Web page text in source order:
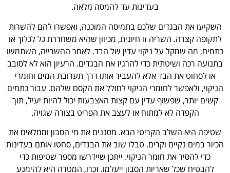
בעדינות עד להמסה מלאה.
השקיעו את הבגדים שלכם בתמיסה המוכנה, ואפשרו להם להשרות
לתקופה קצרה. השריה זו חיונית, מכיוון שהיא משחררת כל לכלוך או
כתמים, מה שמקל על ניקוי עדין של הבד. לאחר ההשרייה, השתמשו
בתנועה רכה ושיטתית כדי להרגיז את הבגדים. הרעיון הוא לא לסובב
או לסחוט את הבד אלא להעביר אותו דרך תערובת המים וחומרי
הניקוי, ולאפשר לחומרי הניקוי לחולל את הקסם שלהם. עבור כתמים
קשים יותר, שפשוף עדין עם קצות האצבעות יכול להיות יעיל, תוך
הקפדה לא למתוח או לעצב את הפריט בצורה שגויה.
שטיפה היא השלב הקריטי הבא. מסננים את מי הסבון וממלאים את
הכיור במים נקיים וקרים. טבלו שוב את הבגדים, סחטו אותם בעדינות
כדי להסיר את חומר הניקוי. ייתכן שיידרשו מספר שטיפות כדי
להבטיח שכל שאריות הסבון ייעלמו. זכרו, המטרה היא להימנע